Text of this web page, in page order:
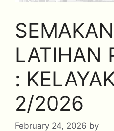
SEMAKAN
LATIHAN
:
2/2026
February 24, 2026 by